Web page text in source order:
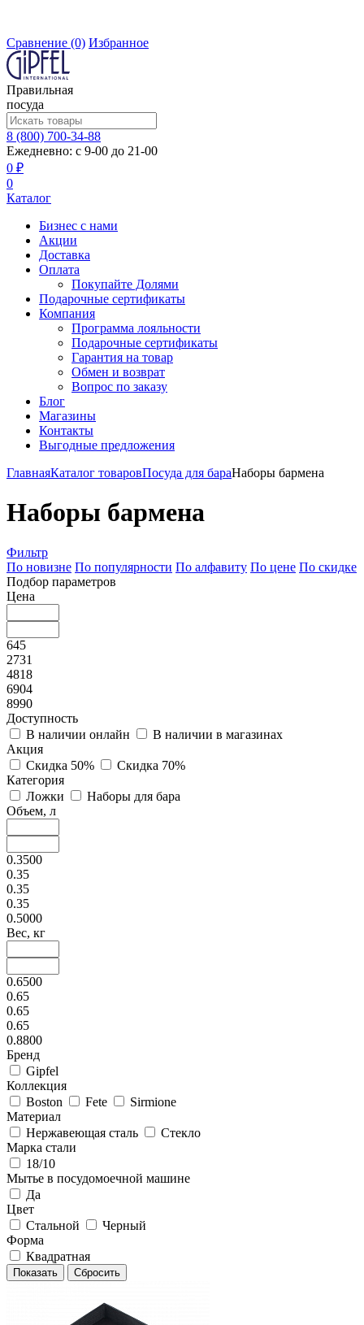
Сравнение (0) Избранное
Правильная
посуда
8 (800) 700-34-88
Ежедневно: с 9-00 до 21-00
0 ₽
0
Каталог
Бизнес с нами
Акции
Доставка
Оплата
Покупайте Долями
Подарочные сертификаты
Компания
Программа лояльности
Подарочные сертификаты
Гарантия на товар
Обмен и возврат
Вопрос по заказу
Блог
Магазины
Контакты
Выгодные предложения
ГлавнаяКаталог товаровПосуда для бараНаборы бармена
Наборы бармена
Фильтр
По новизне По популярности По алфавиту По цене По скидке
Подбор параметров
Цена
645
2731
4818
6904
8990
Доступность
В наличии онлайн
В наличии в магазинах
Акция
Скидка 50%
Скидка 70%
Категория
Ложки
Наборы для бара
Объем, л
0.3500
0.35
0.35
0.35
0.5000
Вес, кг
0.6500
0.65
0.65
0.65
0.8800
Бренд
Gipfel
Коллекция
Boston
Fete
Sirmione
Материал
Нержавеющая сталь
Стекло
Марка стали
18/10
Мытье в посудомоечной машине
Да
Цвет
Стальной
Черный
Форма
Квадратная